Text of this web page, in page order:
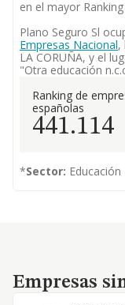
en el mayor
Plano Seguro Sl
Empresas Nacional,
LA CORUÑA, y el
"Otra educación
Ranking de
españolas
441.114
*Sector: Educación
Empresas similares
Empresas